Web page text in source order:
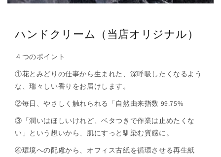
ハンドクリーム（当店オリジナル）
４つのポイント
①花とみどりの仕事から生まれた、深呼吸したくなるよう
な、瑞々しい香りをお届けします。
②毎日、やさしく触れられる「自然由来指数 99.75%
③「潤いはほしいけれど、ベタつきで作業は止めたくな
い」という想いから、肌にすっと馴染む質感に。
④環境への配慮から、オフィス古紙を循環させる再生紙